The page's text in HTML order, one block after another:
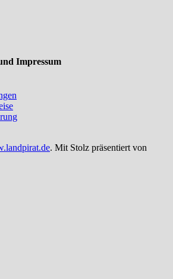
Impressum
. Mit Stolz präsentiert von